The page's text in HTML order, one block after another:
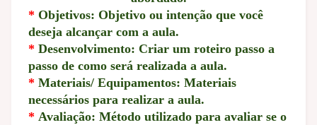
* Objetivos: Objetivo ou intenção que você
deseja alcançar com a aula.
* Desenvolvimento: Criar um roteiro passo a
passo de como será realizada a aula.
* Materiais/ Equipamentos: Materiais
necessários para realizar a aula.
* Avaliação: Método utilizado para avaliar se o